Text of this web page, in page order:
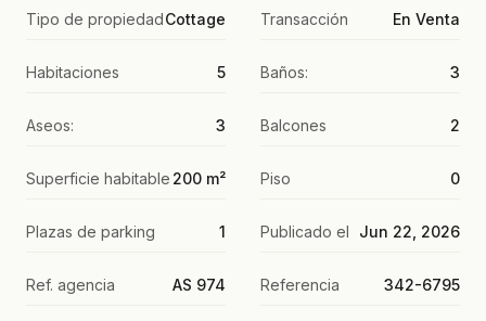
Tipo de propiedadCottage Transacción En Venta
Habitaciones 5 Baños: 3
Aseos: 3 Balcones 2
Superficie habitable 200 m² Piso 0
Plazas de parking 1 Publicado el Jun 22, 2026
Ref. agencia AS 974 Referencia 342-6795